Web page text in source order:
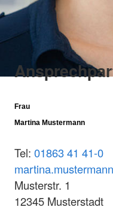
Frau
Martina Mustermann
Tel: 01863 41 41-0
Musterstr. 1
12345 Musterstadt